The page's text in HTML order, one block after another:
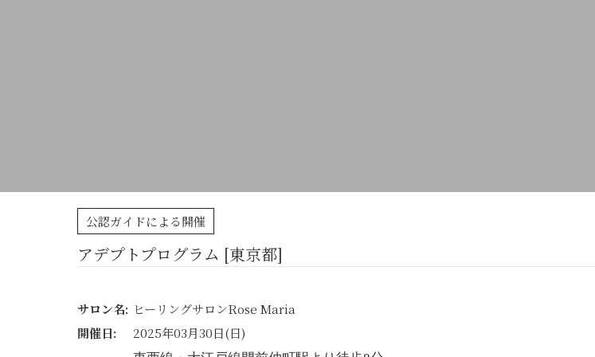
公認ガイドによる開催
アデプトプログラム [東京都]
サロン名: ヒーリングサロンRose Maria
開催日:
2025年03月30日(日)